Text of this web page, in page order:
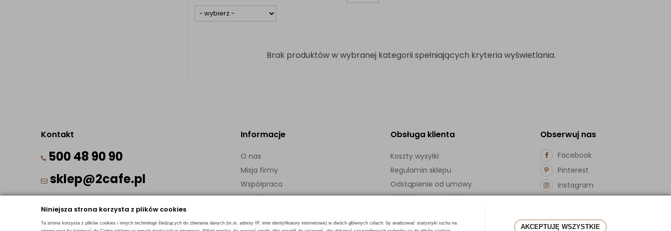
Niniejsza strona korzysta z plików cookies
Ta strona korzysta z plików cookies i innych technologii śledzących do zbierania danych (m.in. adresy IP, inne identyfikatory internetowe) w dwóch głównych celach: by analizować statystyki ruchu na
AKCEPTUJĘ WSZYSTKIE
Brak produktów w wybranej kategorii spełniających kryteria wyświetlania.
Kontakt
500 48 90 90
sklep@2cafe.pl
Obserwuj nas
Facebook
Pinterest
Instagram
Informacje
O nas
Misja firmy
Współpraca
Kontakt
Obsługa klienta
Koszty wysyłki
Regulamin sklepu
Odstąpienie od umowy
Polityka prywatności